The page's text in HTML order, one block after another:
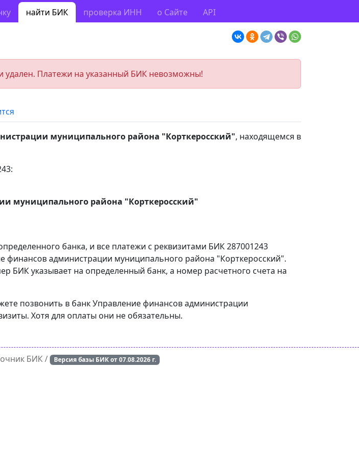
найти БИК проверка ИНН о Сайте API
удален. Платежи на указанный БИК невозможны!
муниципального района "Корткеросский", находящемся в
муниципального района "Корткеросский"
банка, и все платежи с реквизитами БИК 287001243
финансов администрации муниципального района "Корткеросский".
БИК указывает на определенный банк, а номер расчетного счета на
позвонить в банк Управление финансов администрации
Хотя для оплаты они не обязательны.
БИК / Версия базы БИК от07.08.2026г.